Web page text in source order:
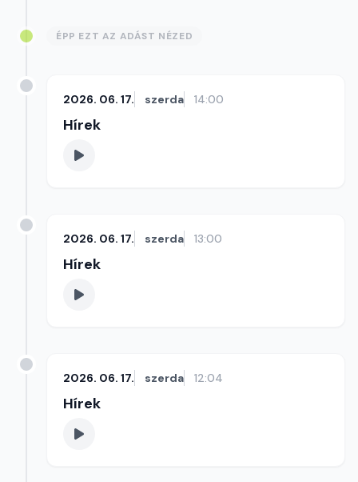
ÉPP EZT AZ ADÁST NÉZED
2026. 06. 17. szerda 14:00
Hírek
2026. 06. 17. szerda 13:00
Hírek
2026. 06. 17. szerda 12:04
Hírek